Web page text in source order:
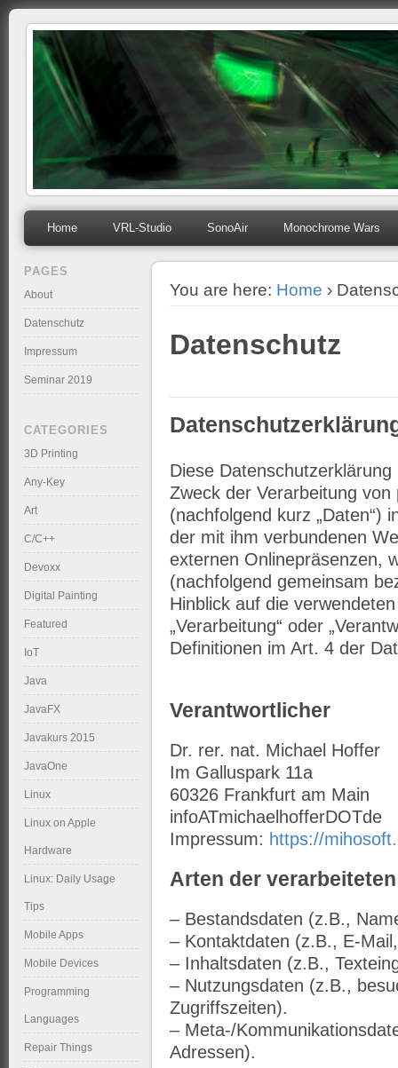
mihosoft.eu
Programming, Art, Linux, Free Software…
Home VRL-Studio SonoAir Monochrome Wars
You are here: Home ›
Datenschutz
Diese
Zweck der Verarbeitung
(nachfolgend kurz „Daten“)
der mit ihm verbundenen
externen Onlinepräsenzen,
(nachfolgend gemeinsam
Hinblick auf die
„Verarbeitung“ oder
Definitionen im Art. 4 der
Verantwortlicher
Dr. rer. nat. Michael Hoffer
Im Galluspark 11a
60326 Frankfurt am Main
infoATmichaelhofferDOTde
Impressum: https://
Arten der
– Bestandsdaten (z.B.,
– Kontaktdaten (z.B., E-
– Inhaltsdaten (z.B.,
– Nutzungsdaten (z.B.,
Zugriffszeiten).
– Meta-/
Adressen).
PAGES
About
Datenschutz
Impressum
Seminar 2019
CATEGORIES
3D Printing
Any-Key
Art
C/C++
Devoxx
Digital Painting
Featured
IoT
Java
JavaFX
Javakurs 2015
JavaOne
Linux
Linux on Apple
Hardware
Linux: Daily Usage
Tips
Mobile Apps
Mobile Devices
Programming
Languages
Repair Things